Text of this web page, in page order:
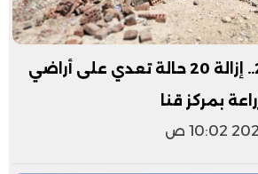
ضمن الموجة 29.. إزالة 20 حالة تعدي على أراضي
بمركز قنا